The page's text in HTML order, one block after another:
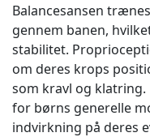
Balancesansen
gennem banen,
stabilitet.
om deres krops
som kravl og
for børns generelle
indvirkning på deres